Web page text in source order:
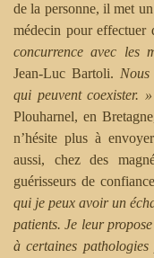
de la personne, il met
médecin pour effectuer
concurrence avec les
Jean-Luc Bartoli. Nous
qui peuvent coexister. »
Plouharnel, en
n’hésite plus à
aussi, chez des
guérisseurs de confiance
qui je peux avoir un
patients. Je leur
à certaines